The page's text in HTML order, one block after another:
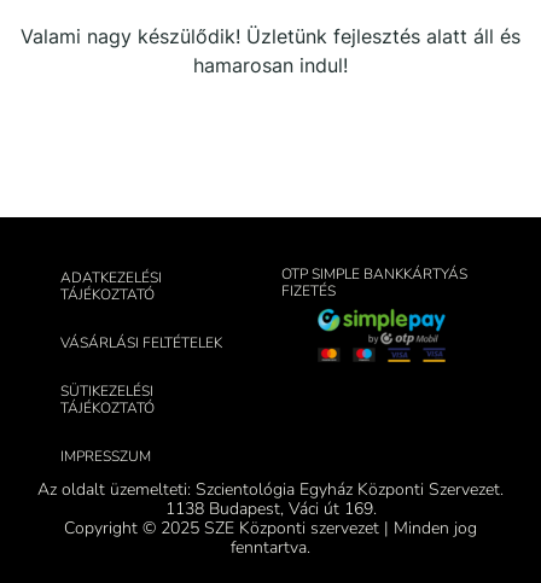
Valami nagy készülődik! Üzletünk fejlesztés alatt áll és
hamarosan indul!
ADATKEZELÉSI
TÁJÉKOZTATÓ
VÁSÁRLÁSI FELTÉTELEK
SÜTIKEZELÉSI
TÁJÉKOZTATÓ
IMPRESSZUM
OTP SIMPLE BANKKÁRTYÁS
FIZETÉS
Az oldalt üzemelteti: Szcientológia Egyház Központi Szervezet.
1138 Budapest, Váci út 169.
Copyright © 2025 SZE Központi szervezet | Minden jog
fenntartva.